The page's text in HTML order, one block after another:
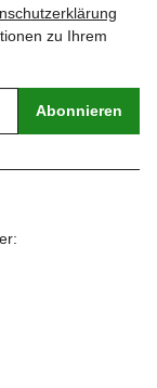
zu Ihrem
Abonnieren